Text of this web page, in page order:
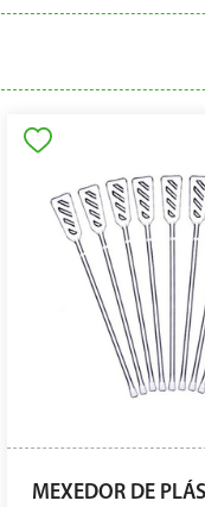
MEXEDOR DE